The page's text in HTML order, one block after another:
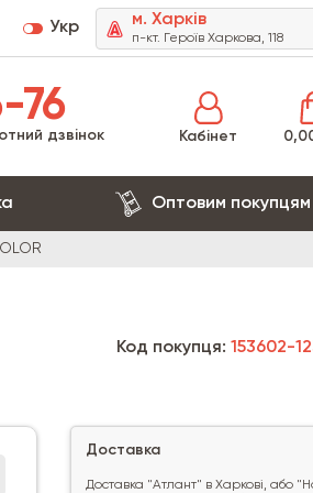
Укр м. Харків
п-кт. Героїв Харкова, 118
76
дзвінок Кабінет
Оптовим покупцям
Код покупця: 153602-
Доставка
Доставка "Атлант" в Харкові, або